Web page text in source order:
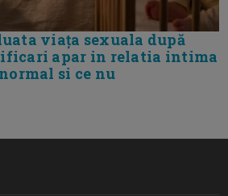
viața sexuala după
apar in relatia intima
si ce nu